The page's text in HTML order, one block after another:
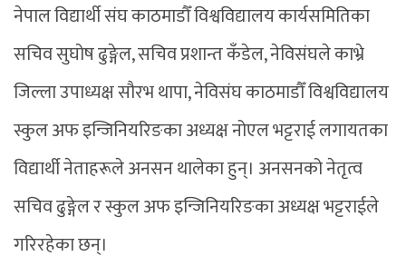
नेपाल विद्यार्थी संघ काठमाडौँ विश्वविद्यालय कार्यसमितिका
सचिव सुघोष ढुङ्गेल, सचिव प्रशान्त कँडेल, नेविसंघले काभ्रे
जिल्ला उपाध्यक्ष सौरभ थापा, नेविसंघ काठमाडौँ विश्वविद्यालय
स्कुल अफ इन्जिनियरिङका अध्यक्ष नोएल भट्टराई लगायतका
विद्यार्थी नेताहरूले अनसन थालेका हुन्। अनसनको नेतृत्व
सचिव ढुङ्गेल र स्कुल अफ इन्जिनियरिङका अध्यक्ष भट्टराईले
गरिरहेका छन्।